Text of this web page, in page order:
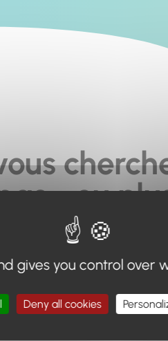
ou
en haut de page, ou à
Retour à l'accueil
gives you control over
Deny all cookies